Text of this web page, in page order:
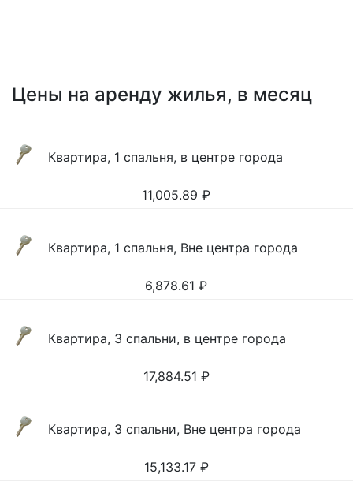
Цены на аренду жилья, в месяц
Квартира, 1 спальня, в центре города
11,005.89 ₽
Квартира, 1 спальня, Вне центра города
6,878.61 ₽
Квартира, 3 спальни, в центре города
17,884.51 ₽
Квартира, 3 спальни, Вне центра города
15,133.17 ₽